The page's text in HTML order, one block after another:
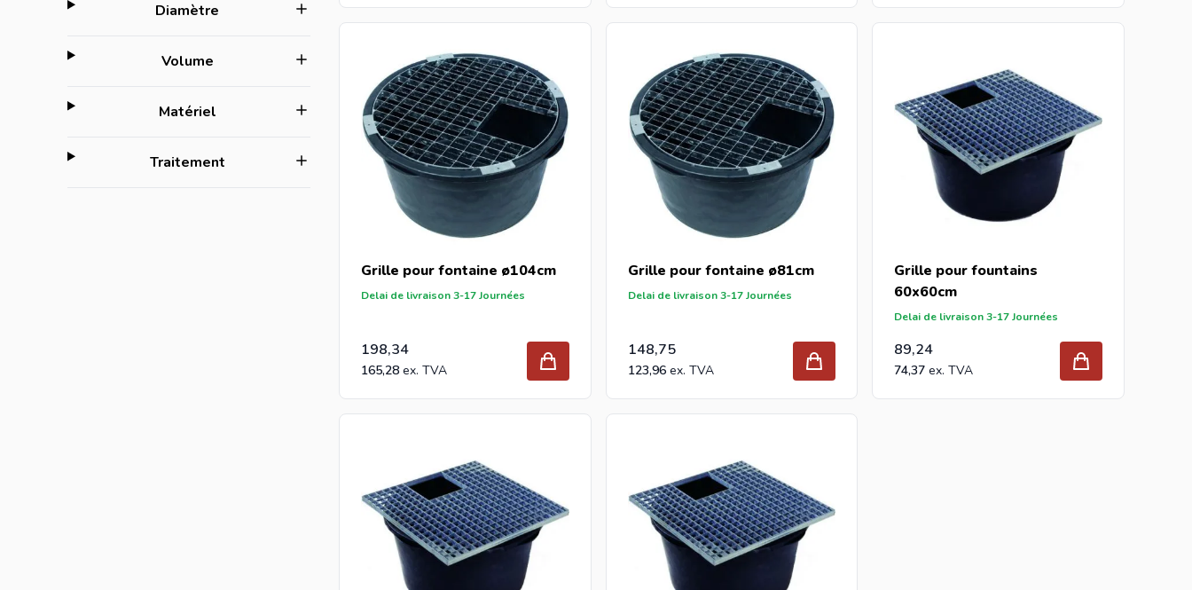
Diamètre
Volumefilter
Matérielfilter
Traitementfilter
Grille pour fontaine ø104cm
Delai de livraison 3-17 Journées
198,34
165,28
Grille pour fontaine ø81cm
Delai de livraison 3-17 Journées
148,75
123,96
Grille pour fountains
60x60cm
Delai de livraison 3-17 Journées
89,24
74,37